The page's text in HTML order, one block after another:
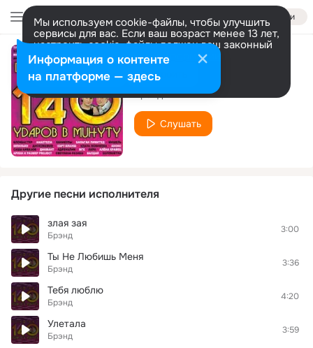
Войти
Мы используем cookie-файлы, чтобы улучшить
сервисы для вас. Если ваш возраст менее 13 лет,
настроить cookie-файлы должен ваш законный
представитель. Больше информации
Разрешить все Настроить
Между нами
Брэнд
Слушать
Другие песни исполнителя
злая зая
Брэнд
3:00
Ты Не Любишь Меня
Брэнд
3:36
Тебя люблю
Брэнд
4:20
Улетала
Брэнд
3:59
Информация о контенте
на платформе — здесь